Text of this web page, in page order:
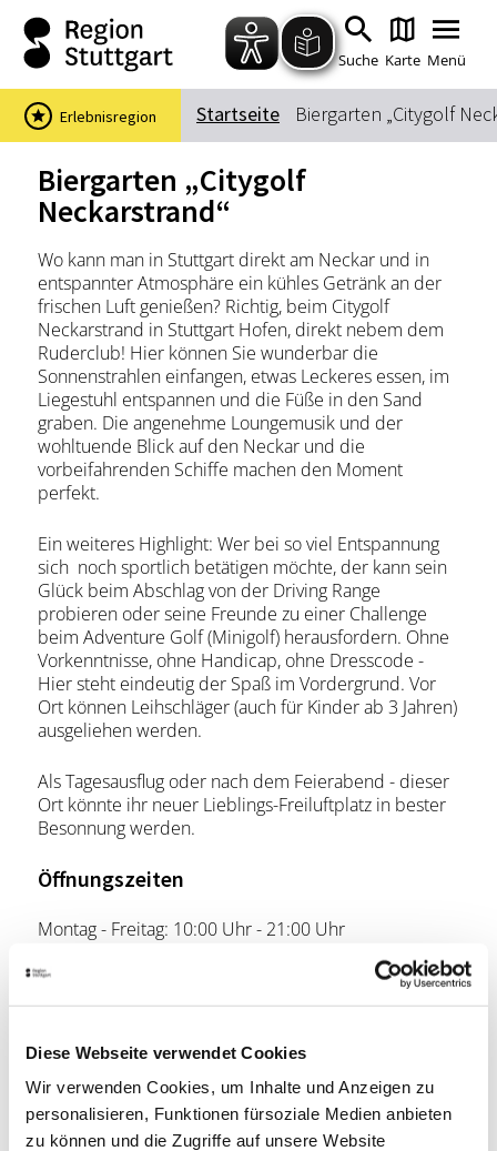
Diese Webseite verwendet Cookies
Wir verwenden Cookies, um Inhalte und Anzeigen zu
personalisieren, Funktionen fürsoziale Medien anbieten
zu können und die Zugriffe auf unsere Website
Zum Hauptinhalt springen
Zur Suche springen
Zur Hauptnavigation
Zum Footer springen
Suche Karte Menü
Suchbegriff
Stadtführungen
Events & Tickets
Ausflugsziele
Erlebnisse
Wein
Radfahren
Wandern
Startseite Biergarten „Citygolf
Erlebnisregion
Biergarten „Citygolf
Neckarstrand“
Wo kann man in Stuttgart direkt am Neckar und in
entspannter Atmosphäre ein kühles Getränk an der
frischen Luft genießen? Richtig, beim Citygolf
Neckarstrand in Stuttgart Hofen, direkt nebem dem
Ruderclub! Hier können Sie wunderbar die
Sonnenstrahlen einfangen, etwas Leckeres essen, im
Liegestuhl entspannen und die Füße in den Sand
graben. Die angenehme Loungemusik und der
wohltuende Blick auf den Neckar und die
vorbeifahrenden Schiffe machen den Moment
perfekt.
Ein weiteres Highlight: Wer bei so viel Entspannung
sich noch sportlich betätigen möchte, der kann sein
Glück beim Abschlag von der Driving Range
probieren oder seine Freunde zu einer Challenge
beim Adventure Golf (Minigolf) herausfordern. Ohne
Vorkenntnisse, ohne Handicap, ohne Dresscode -
Hier steht eindeutig der Spaß im Vordergrund. Vor
Ort können Leihschläger (auch für Kinder ab 3 Jahren)
ausgeliehen werden.
Als Tagesausflug oder nach dem Feierabend - dieser
Ort könnte ihr neuer Lieblings-Freiluftplatz in bester
Besonnung werden.
Öffnungszeiten
Montag - Freitag: 10:00 Uhr - 21:00 Uhr
Biergarten „Citygolf Neckarstrand“
Wagrainstraße 136
70378 Stuttgart
Website:www.citygolf-stuttgart.de